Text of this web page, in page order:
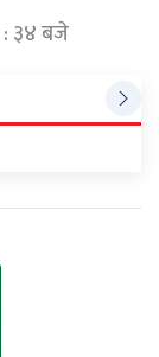
: ३४ बजे